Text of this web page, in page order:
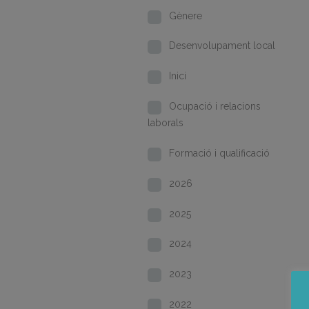
Gènere
Desenvolupament local
Inici
Ocupació i relacions
laborals
Formació i qualificació
2026
2025
2024
2023
2022